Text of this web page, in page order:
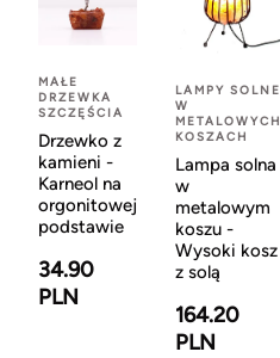
MAŁE
DRZEWKA
SZCZĘŚCIA
Drzewko z
kamieni -
Karneol na
orgonitowej
podstawie
34.90
PLN
LAMPY SOLNE
W
METALOWYCH
KOSZACH
Lampa solna
w
metalowym
koszu -
Wysoki kosz
z solą
164.20
PLN